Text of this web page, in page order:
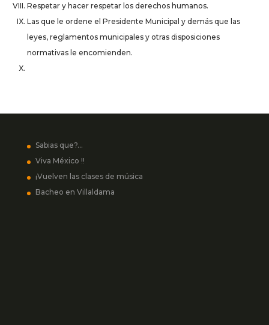
Respetar y hacer respetar los derechos humanos.
Las que le ordene el Presidente Municipal y demás que las
leyes, reglamentos municipales y otras disposiciones
normativas le encomienden.
Sabias que?…
Viva México !!
¡Vuelven las clases de música
Bacheo en Villaldama